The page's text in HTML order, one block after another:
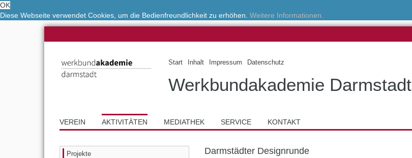
OK
Diese Webseite verwendet Cookies, um die Bedienfreundlichkeit zu erhöhen. Weitere Informationen.
Start Inhalt Impressum Datenschutz
Werkbundakademie Darmstadt
VEREIN AKTIVITÄTEN MEDIATHEK SERVICE KONTAKT
Projekte Darmstädter Designrunde